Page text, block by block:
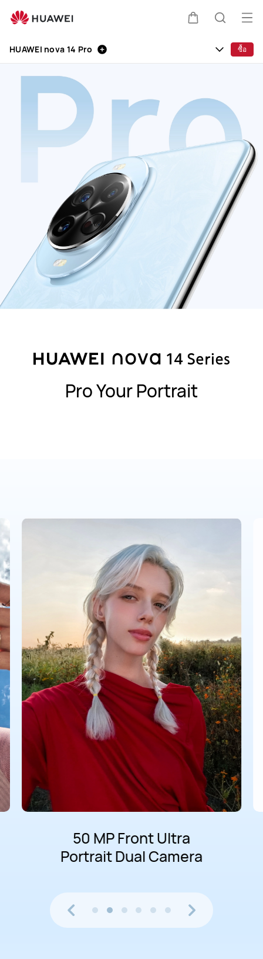
nova
Pro
เปิด
เมนู
HUAWEI nova 14 Pro ซื้อ
Pro Your Portrait
AI Retouch